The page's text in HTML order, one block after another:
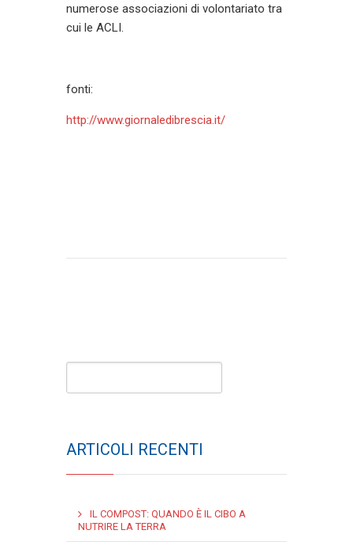
numerose associazioni di volontariato tra
cui le ACLI.
fonti:
http://www.giornaledibrescia.it/
ARTICOLI RECENTI
IL COMPOST: QUANDO È IL CIBO A
NUTRIRE LA TERRA